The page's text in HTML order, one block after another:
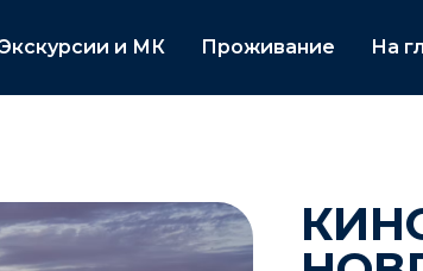
Экскурсии и МК Проживание На